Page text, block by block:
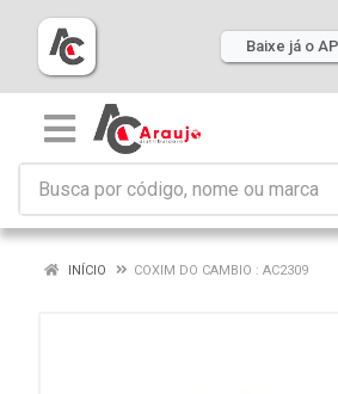
Baixe já o
INÍCIO COXIM DO CAMBIO : AC2309